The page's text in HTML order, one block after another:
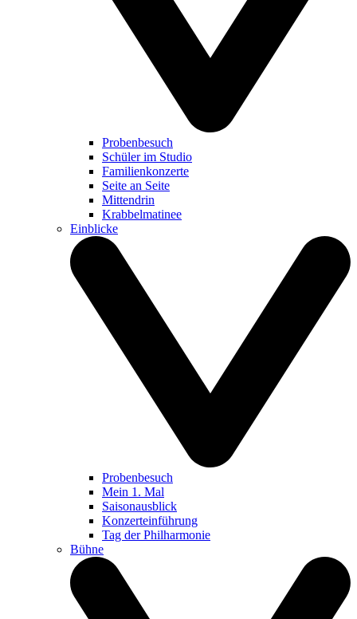
Probenbesuch
Schüler im Studio
Familienkonzerte
Seite an Seite
Mittendrin
Krabbelmatinee
Einblicke
Probenbesuch
Mein 1. Mal
Saisonausblick
Konzerteinführung
Tag der Philharmonie
Bühne